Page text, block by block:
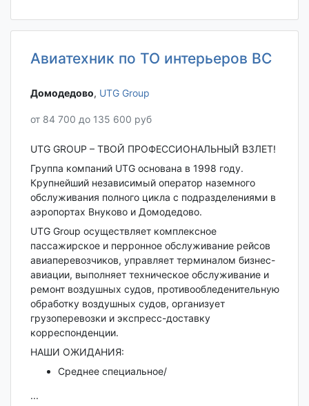
Авиатехник по ТО интерьеров ВС
Домодедово‎, UTG Group
от 84 700 до 135 600 руб
UTG GROUP – ТВОЙ ПРОФЕССИОНАЛЬНЫЙ̆ ВЗЛЕТ!
Группа компаний UTG основана в 1998 году.
Крупнейший независимый оператор наземного
обслуживания полного цикла с подразделениями в
аэропортах Внуково и Домодедово.
UTG Group осуществляет комплексное
пассажирское и перронное обслуживание рейсов
авиаперевозчиков, управляет терминалом бизнес-
авиации, выполняет техническое обслуживание и
ремонт воздушных судов, противообледенительную
обработку воздушных судов, организует
грузоперевозки и экспресс-доставку
корреспонденции.
НАШИ ОЖИДАНИЯ:
Среднее специальное/
...